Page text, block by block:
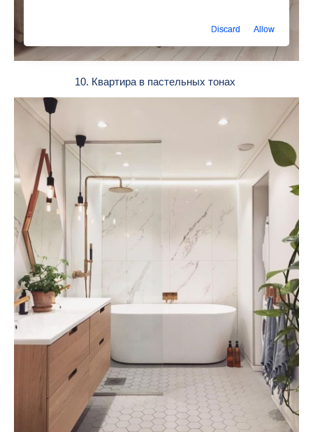
10. Квартира в пастельных тонах
Discard Allow